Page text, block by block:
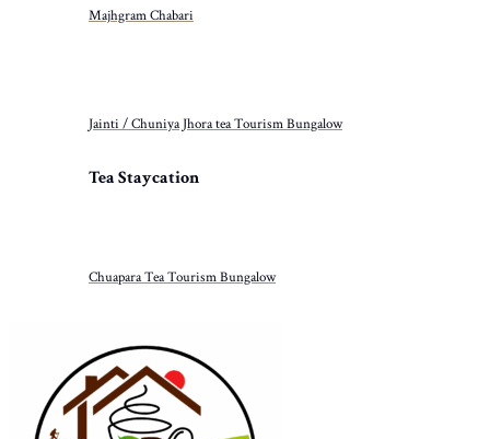
Majhgram Chabari
Jainti / Chuniya Jhora tea Tourism Bungalow
Tea Staycation
Chuapara Tea Tourism Bungalow